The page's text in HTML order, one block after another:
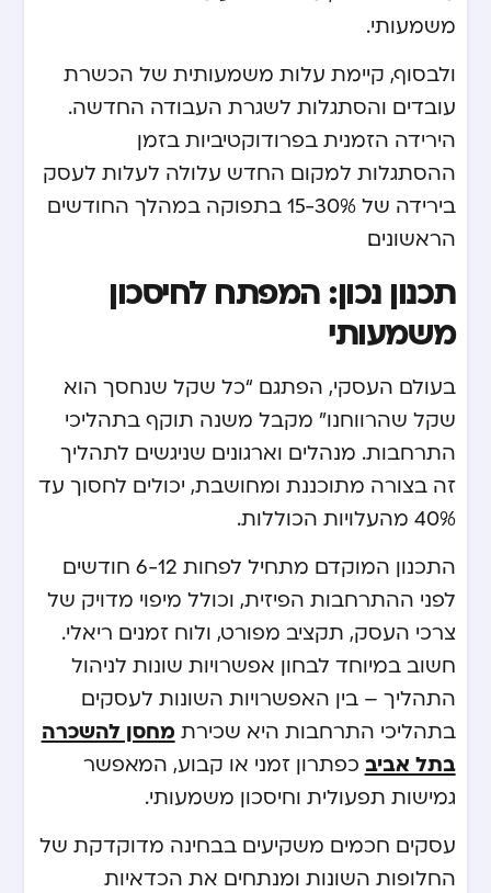
משמעותי.
ולבסוף, קיימת עלות משמעותית של הכשרת
עובדים והסתגלות לשגרת העבודה החדשה.
הירידה הזמנית בפרודוקטיביות בזמן
ההסתגלות למקום החדש עלולה לעלות לעסק
בירידה של 15-30% בתפוקה במהלך החודשים
הראשונים.
תכנון נכון: המפתח לחיסכון
משמעותי
בעולם העסקי, הפתגם “כל שקל שנחסך הוא
שקל שהרווחנו” מקבל משנה תוקף בתהליכי
התרחבות. מנהלים וארגונים שניגשים לתהליך
זה בצורה מתוכננת ומחושבת, יכולים לחסוך עד
40% מהעלויות הכוללות.
התכנון המוקדם מתחיל לפחות 6-12 חודשים
לפני ההתרחבות הפיזית, וכולל מיפוי מדויק של
צרכי העסק, תקציב מפורט, ולוח זמנים ריאלי.
חשוב במיוחד לבחון אפשרויות שונות לניהול
התהליך – בין האפשרויות השונות לעסקים
בתהליכי התרחבות היא שכירת מחסן להשכרה
בתל אביב כפתרון זמני או קבוע, המאפשר
גמישות תפעולית וחיסכון משמעותי.
עסקים חכמים משקיעים בבחינה מדוקדקת של
החלופות השונות ומנתחים את הכדאיות